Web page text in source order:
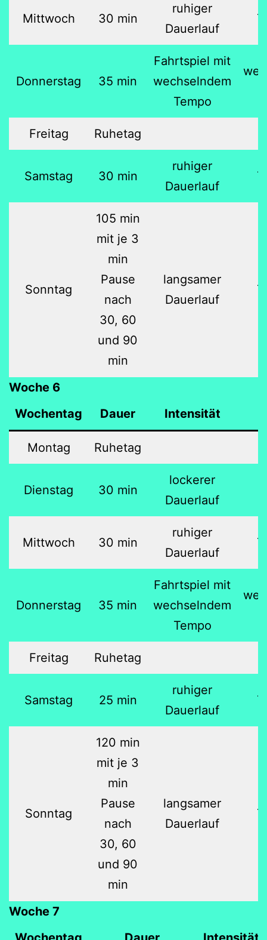
Mittwoch 30 min
ruhiger
Dauerlauf
Donnerstag 35 min
Fahrtspiel mit
wechselndem
Tempo
Freitag Ruhetag
Samstag 30 min
ruhiger
Dauerlauf
Sonntag
105 min
mit je 3
min
Pause
nach
30, 60
und 90
min
langsamer
Dauerlauf
Woche 6
Wochentag
Dauer Intensität
Montag Ruhetag
Dienstag 30 min
lockerer
Dauerlauf
Mittwoch 30 min
ruhiger
Dauerlauf
Donnerstag 35 min
Fahrtspiel mit
wechselndem
Tempo
Freitag Ruhetag
Samstag 25 min
ruhiger
Dauerlauf
Sonntag
120 min
mit je 3
min
Pause
nach
30, 60
und 90
min
langsamer
Dauerlauf
Woche 7